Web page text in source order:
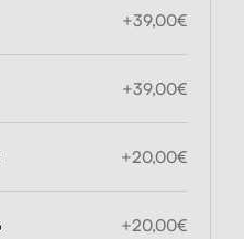
+39,00€
+39,00€
+20,00€
+20,00€